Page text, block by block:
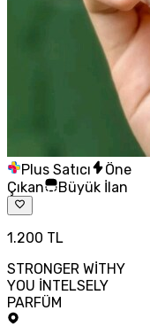
Plus Satıcı
Öne
Çıkan
Büyük İlan
1.200 TL
STRONGER WİTHY
YOU İNTELSELY
PARFÜM